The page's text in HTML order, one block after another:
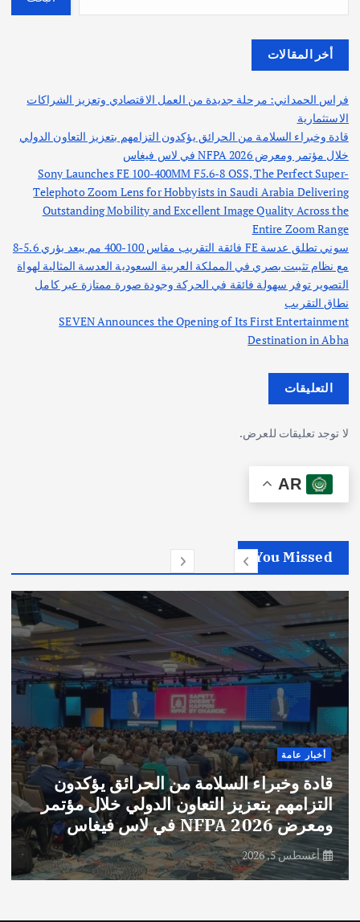
أخر المقالات
فراس الحمداني: مرحلة جديدة من العمل الاقتصادي وتعزيز الشراكات
الاستثمارية
قادة وخبراء السلامة من الحرائق يؤكدون التزامهم بتعزيز التعاون الدولي
خلال مؤتمر ومعرض NFPA 2026 في لاس فيغاس
Sony Launches FE 100-400MM F5.6-8 OSS, The Perfect Super-
Telephoto Zoom Lens for Hobbyists in Saudi Arabia Delivering
Outstanding Mobility and Excellent Image Quality Across the
Entire Zoom Range
سوني تطلق عدسة FE فائقة التقريب مقاس 100-400 مم ببعد بؤري 5.6-8
مع نظام تثبيت بصري في المملكة العربية السعودية العدسة المثالية لهواة
التصوير توفر سهولة فائقة في الحركة وجودة صورة ممتازة عبر كامل
نطاق التقريب
SEVEN Announces the Opening of Its First Entertainment
Destination in Abha
التعليقات
لا توجد تعليقات للعرض.
AR
You Missed
أخبار عامة
قادة وخبراء السلامة من الحرائق يؤكدون
التزامهم بتعزيز التعاون الدولي خلال مؤتمر
ومعرض NFPA 2026 في لاس فيغاس
أغسطس 5, 2026